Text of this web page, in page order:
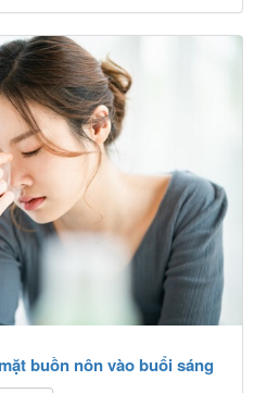
buồn nôn vào buổi sáng